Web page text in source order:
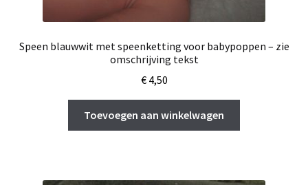
Speen blauwwit met speenketting voor babypoppen – zie
omschrijving tekst
€4,50
Toevoegen aan winkelwagen